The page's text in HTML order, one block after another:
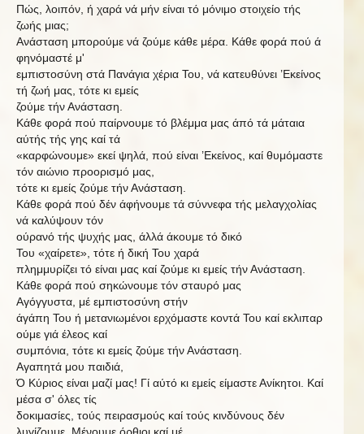
Πώς, λοιπόν, ή χαρά νά μήν είναι τό μόνιμο στοιχείο τής
ζωής μιας;
Ανάσταση μπορούμε νά ζούμε κάθε μέρα. Κάθε φορά πού ά
φηνόμαστέ μ'
εμπιστοσύνη στά Πανάγια χέρια Του, νά κατευθύνει ’Εκείνος
τή ζωή μας, τότε κι εμείς
ζούμε τήν Ανάσταση.
Κάθε φορά πού παίρνουμε τό βλέμμα μας άπό τά μάταια
αύτής τής γης καί τά
«καρφώνουμε» εκεί ψηλά, πού είναι ’Εκείνος, καί θυμόμαστε
τόν αιώνιο προορισμό μας,
τότε κι εμείς ζούμε τήν Ανάσταση.
Κάθε φορά πού δέν άφήνουμε τά σύννεφα τής μελαγχολίας
νά καλύψουν τόν
ούρανό τής ψυχής μας, άλλά άκουμε τό δικό
Του «χαίρετε», τότε ή δική Του χαρά
πλημμυρίζει τό είναι μας καί ζούμε κι εμείς τήν Ανάσταση.
Κάθε φορά πού σηκώνουμε τόν σταυρό μας
Αγόγγυστα, μέ εμπιστοσύνη στήν
άγάπη Του ή μετανιωμένοι ερχόμαστε κοντά Του καί εκλιπαρ
ούμε γιά έλεος καί
συμπόνια, τότε κι εμείς ζούμε τήν Ανάσταση.
Αγαπητά μου παιδιά,
Ό Κύριος είναι μαζί μας! Γί αύτό κι εμείς είμαστε Ανίκητοι. Καί
μέσα σ' όλες τίς
δοκιμασίες, τούς πειρασμούς καί τούς κινδύνους δέν